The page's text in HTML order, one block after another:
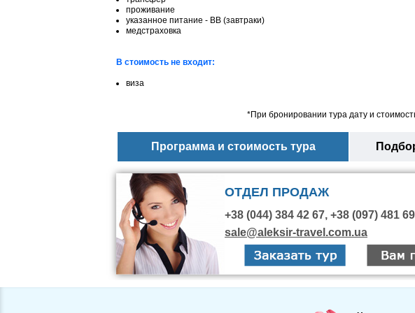
проживание
указанное питание - ВВ (завтраки)
медстраховка
В стоимость не входит:
виза
*При бронировании тура дату и
Программа и стоимость тура
ОТДЕЛ ПРОДАЖ
+38 (044) 384 42 67, +38 (097) 481
sale@aleksir-travel.com.ua